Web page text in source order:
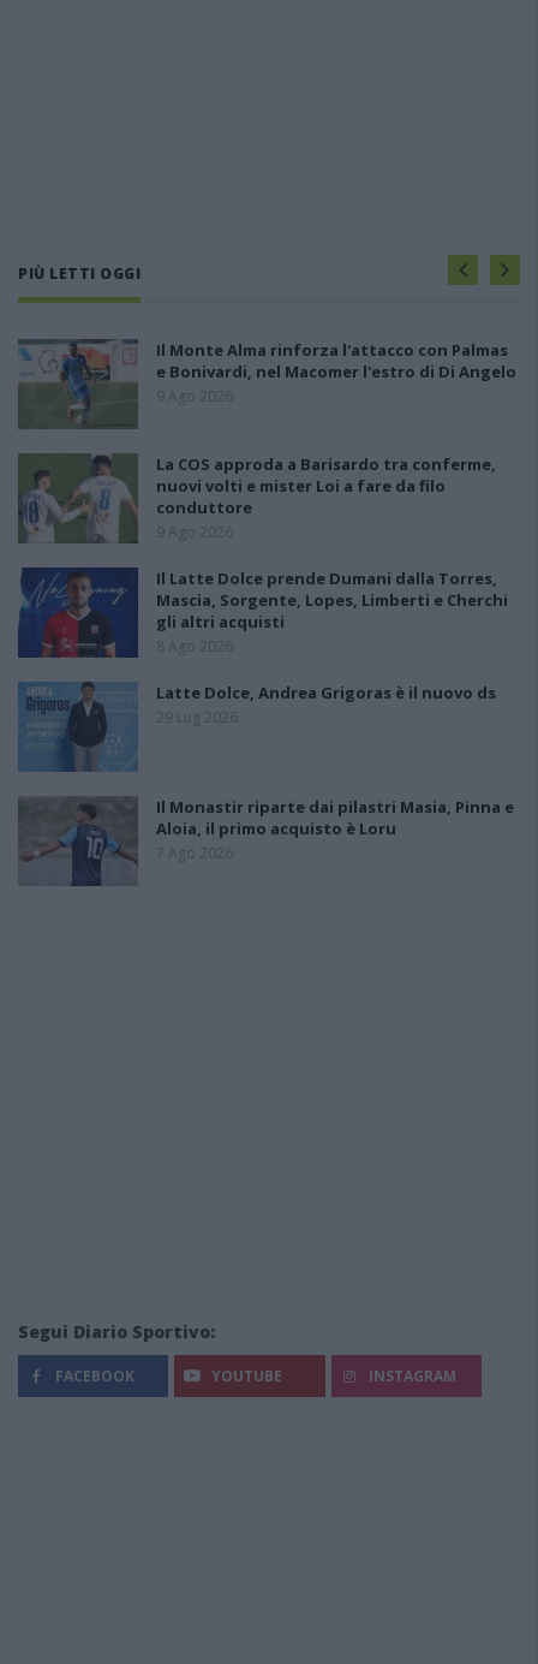
PIÙ LETTI OGGI
Il Monte Alma rinforza l'attacco con Palmas
e Bonivardi, nel Macomer l'estro di Di Angelo
9 Ago 2026
La COS approda a Barisardo tra conferme,
nuovi volti e mister Loi a fare da filo
conduttore
9 Ago 2026
Il Latte Dolce prende Dumani dalla Torres,
Mascia, Sorgente, Lopes, Limberti e Cherchi
gli altri acquisti
8 Ago 2026
Latte Dolce, Andrea Grigoras è il nuovo ds
29 Lug 2026
Il Monastir riparte dai pilastri Masia, Pinna e
Aloia, il primo acquisto è Loru
7 Ago 2026
Segui Diario Sportivo:
FACEBOOK YOUTUBE INSTAGRAM